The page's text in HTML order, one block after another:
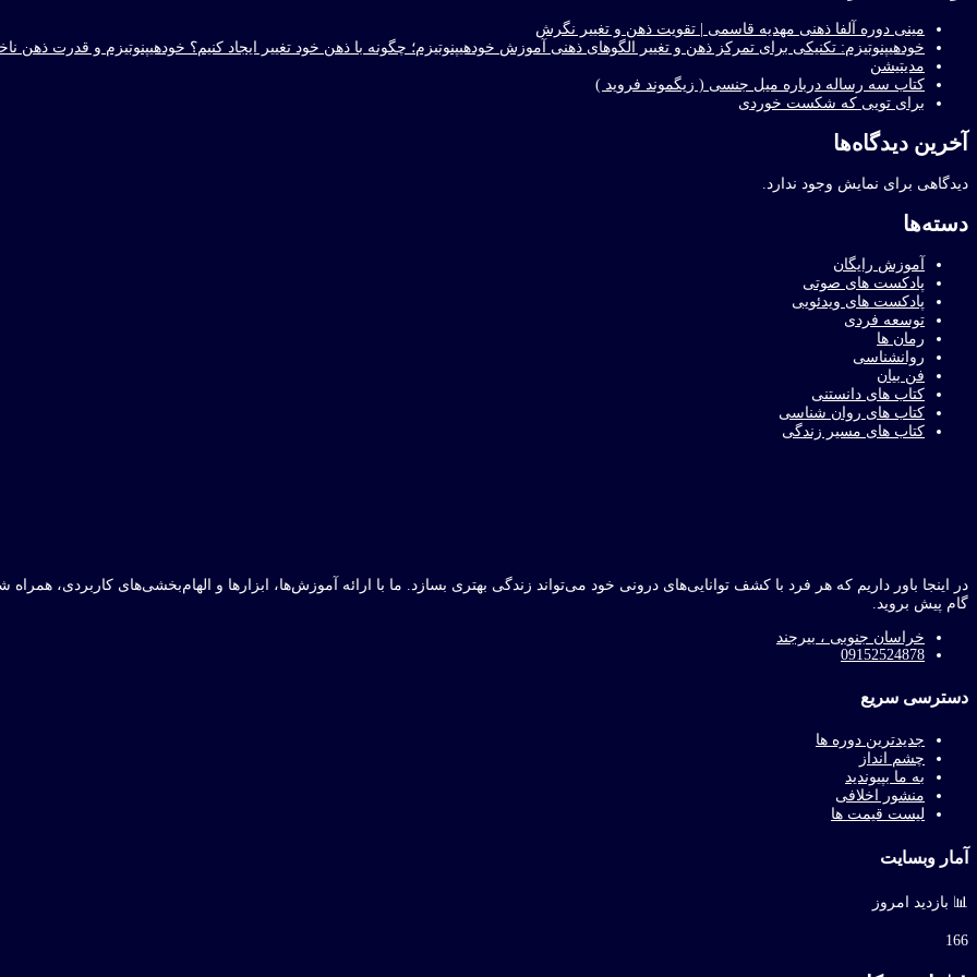
مینی دوره آلفا ذهنی مهدیه قاسمی | تقویت ذهن و تغییر نگرش
خودهیپنوتیزم: تکنیکی برای تمرکز ذهن و تغییر الگوهای ذهنی آموزش خودهیپنوتیزم؛ چگونه با ذهن خود تغییر ایجاد کنیم؟ خودهیپنوتیزم و قدرت ذهن
مدیتیشن
کتاب سه رساله درباره میل جنسی ( زیگموند فروید )
برای تویی که شکست خوردی
آخرین دیدگاه‌ها
دیدگاهی برای نمایش وجود ندارد.
دسته‌ها
آموزش رایگان
پادکست های صوتی
پادکست های ویدئویی
توسعه فردی
رمان ها
روانشناسی
فن بیان
کتاب های دانستنی
کتاب های روان شناسی
کتاب های مسیر زندگی
در اینجا باور داریم که هر فرد با کشف توانایی‌های درونی خود می‌تواند زندگی بهتری بسازد. ما با ارائه آموزش‌ها، ابزارها و الهام‌بخشی‌های کاربردی،
گام پیش بروید.
خراسان جنوبی ، بیرجند
09152524878
دسترسی سریع
جدیدترین دوره ها
چشم انداز
به ما بپیوندید
منشور اخلافی
لیست قیمت ها
آمار وبسایت
📊 بازدید امروز
166